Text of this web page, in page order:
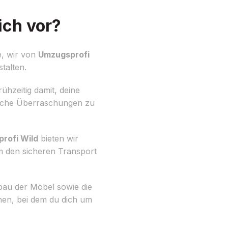
vor?
wir von Umzugsprofi
damit, deine
Überraschungen zu
Wild bieten wir
den sicheren Transport
der Möbel sowie die
bei dem du dich um